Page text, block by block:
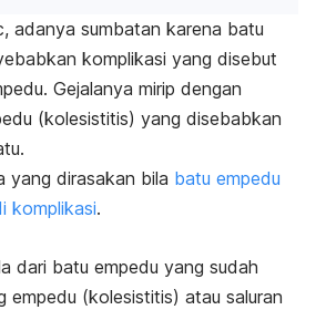
adanya sumbatan karena batu
komplikasi yang disebut
Gejalanya mirip dengan
(kolesistitis) yang disebabkan
yang dirasakan bila batu empedu
komplikasi.
dari batu empedu yang sudah
empedu (kolesistitis) atau saluran